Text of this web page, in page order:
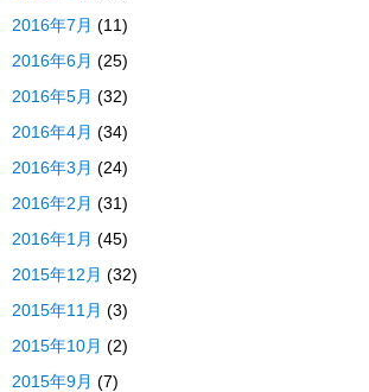
2016年7月 (11)
2016年6月 (25)
2016年5月 (32)
2016年4月 (34)
2016年3月 (24)
2016年2月 (31)
2016年1月 (45)
2015年12月 (32)
2015年11月 (3)
2015年10月 (2)
2015年9月 (7)